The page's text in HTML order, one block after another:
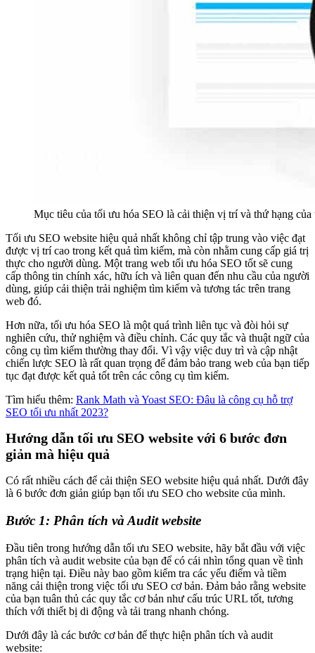
Mục tiêu của tối ưu hóa SEO là cải thiện vị trí và thứ hạng
Tối ưu SEO website hiệu quả nhất không chỉ tập trung vào việc đạt
được vị trí cao trong kết quả tìm kiếm, mà còn nhằm cung cấp giá trị
thực cho người dùng. Một trang web tối ưu hóa SEO tốt sẽ cung
cấp thông tin chính xác, hữu ích và liên quan đến nhu cầu của người
dùng, giúp cải thiện trải nghiệm tìm kiếm và tương tác trên trang
web đó.
Hơn nữa, tối ưu hóa SEO là một quá trình liên tục và đòi hỏi sự
nghiên cứu, thử nghiệm và điều chỉnh. Các quy tắc và thuật ngữ của
công cụ tìm kiếm thường thay đổi. Vì vậy việc duy trì và cập nhật
chiến lược SEO là rất quan trọng để đảm bảo trang web của bạn tiếp
tục đạt được kết quả tốt trên các công cụ tìm kiếm.
Tìm hiểu thêm: Rank Math và Yoast SEO: Đâu là công cụ hỗ trợ
SEO tối ưu nhất 2023?
Hướng dẫn tối ưu SEO website với 6 bước đơn
giản mà hiệu quả
Có rất nhiều cách để cải thiện SEO website hiệu quả nhất. Dưới đây
là 6 bước đơn giản giúp bạn tối ưu SEO cho website của mình.
Bước 1: Phân tích và Audit website
Đầu tiên trong hướng dẫn tối ưu SEO website, hãy bắt đầu với việc
phân tích và audit website của bạn để có cái nhìn tổng quan về tình
trạng hiện tại. Điều này bao gồm kiểm tra các yếu điểm và tiềm
năng cải thiện trong việc tối ưu SEO cơ bản. Đảm bảo rằng website
của bạn tuân thủ các quy tắc cơ bản như cấu trúc URL tốt, tương
thích với thiết bị di động và tải trang nhanh chóng.
Dưới đây là các bước cơ bản để thực hiện phân tích và audit
website: